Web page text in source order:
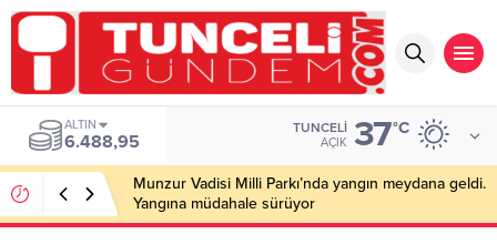
ALTIN
6.488,95
TUNCELI
AÇIK 37°C
Munzur Vadisi Milli Parkı’nda yangın meydana geldi.
Yangına müdahale sürüyor